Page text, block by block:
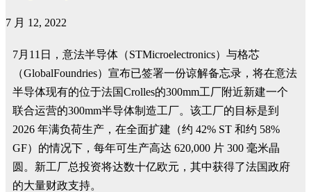
7 月 12, 2022
7月11日，意法半导体（STMicroelectronics）与格芯
（GlobalFoundries）宣布已签署一份谅解备忘录，将在意法
半导体现有的位于法国Crolles的300mm工厂附近新建一个
联合运营的300mm半导体制造工厂。该工厂的目标是到
2026 年满负荷生产，在全面扩建（约 42% ST 和约 58%
GF）的情况下，每年可生产高达 620,000 片 300 毫米晶
圆。新工厂总投资将达数十亿欧元，其中获得了法国政府
的大量财政支持。